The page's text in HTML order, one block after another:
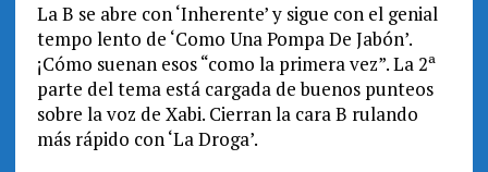
La B se abre con ‘Inherente’ y sigue con el genial
tempo lento de ‘Como Una Pompa De Jabón’.
¡Cómo suenan esos “como la primera vez”. La 2ª
parte del tema está cargada de buenos punteos
sobre la voz de Xabi. Cierran la cara B rulando
más rápido con ‘La Droga’.